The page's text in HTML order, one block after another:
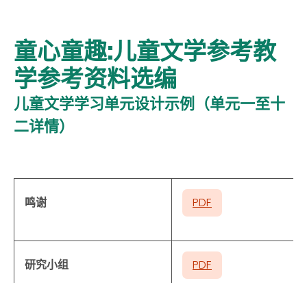
童心童趣:儿童文学参考教
学参考资料选编
儿童文学学习单元设计示例（单元一至十
二详情）
鸣谢 PDF
研究小组 PDF